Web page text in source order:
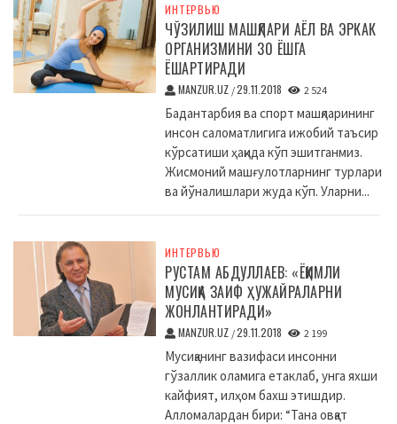
ИНТЕРВЬЮ
ЧЎЗИЛИШ МАШҚЛАРИ АЁЛ ВА ЭРКАК
ОРГАНИЗМИНИ 30 ЁШГА
ЁШАРТИРАДИ
MANZUR.UZ /29.11.2018 2 524
Бадантарбия ва спорт машқларининг
инсон саломатлигига ижобий таъсир
кўрсатиши ҳақида кўп эшитганмиз.
Жисмоний машғулотларнинг турлари
ва йўналишлари жуда кўп. Уларни...
ИНТЕРВЬЮ
РУСТАМ АБДУЛЛАЕВ: «ЁҚИМЛИ
МУСИҚА ЗАИФ ҲУЖАЙРАЛАРНИ
ЖОНЛАНТИРАДИ»
MANZUR.UZ /29.11.2018 2 199
Мусиқанинг вазифаси инсонни
гўзаллик оламига етаклаб, унга яхши
кайфият, илҳом бахш этишдир.
Алломалардан бири: “Тана овқат